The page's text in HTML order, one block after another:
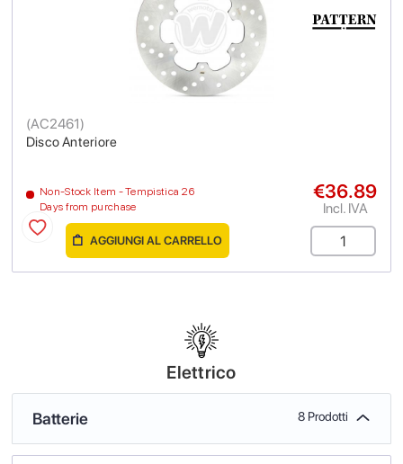
Disco Anteriore
(AC2461)
Non-Stock Item - Tempistica 26
Days from purchase
€36.89
Incl. IVA
AGGIUNGI AL CARRELLO
Elettrico
Batterie 8 Prodotti